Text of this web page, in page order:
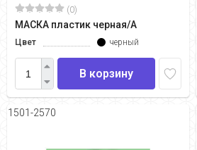
(0)
МАСКА пластик черная/А
Цвет черный
В корзину
1501-2570